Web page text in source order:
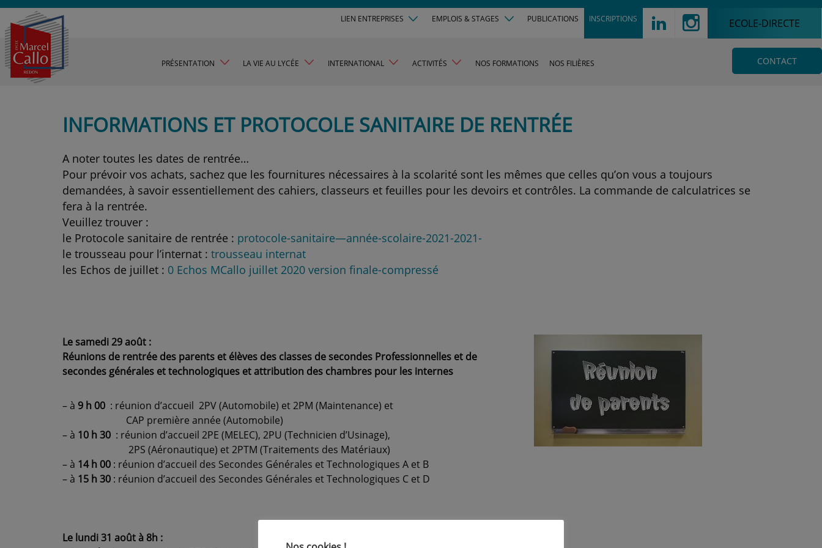
! d ECOLE-DIRECTE
LIEN ENTREPRISES EMPLOIS & STAGES PUBLICATIONS INSCRIPTIONS
CONTACT
PRÉSENTATION LA VIE AU LYCÉE INTERNATIONAL ACTIVITÉS NOS FORMATIONS NOS FILIÈRES
INFORMATIONS ET PROTOCOLE SANITAIRE DE RENTRÉE
A noter toutes les dates de rentrée…
Pour prévoir vos achats, sachez que les fournitures nécessaires à la scolarité sont les mêmes que celles qu’on vous a toujours
demandées, à savoir essentiellement des cahiers, classeurs et feuilles pour les devoirs et contrôles. La commande de calculatrices se
fera à la rentrée.
Veuillez trouver :
le Protocole sanitaire de rentrée : protocole-sanitaire—année-scolaire-2021-2021-
le trousseau pour l’internat : trousseau internat
les Echos de juillet : 0 Echos MCallo juillet 2020 version finale-compressé
Le samedi 29 août :
Réunions de rentrée des parents et élèves des classes de secondes Professionnelles et de
secondes générales et technologiques et attribution des chambres pour les internes
– à 9 h 00 : réunion d’accueil 2PV (Automobile) et 2PM (Maintenance) et
CAP première année (Automobile)
– à 10 h 30 : réunion d’accueil 2PE (MELEC), 2PU (Technicien d’Usinage),
2PS (Aéronautique) et 2PTM (Traitements des Matériaux)
– à 14 h 00 : réunion d’accueil des Secondes Générales et Technologiques A et B
– à 15 h 30 : réunion d’accueil des Secondes Générales et Technologiques C et D
Le lundi 31 août à 8h :